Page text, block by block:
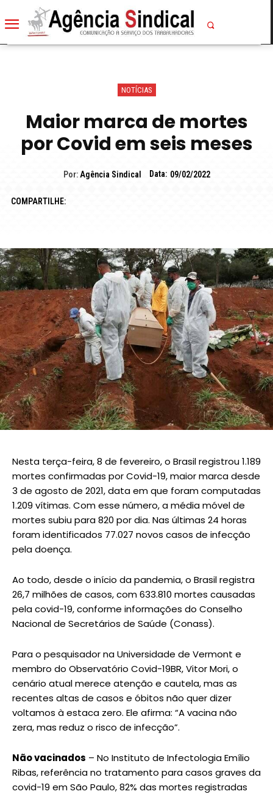
NOTÍCIAS
Maior marca de mortes
por Covid em seis meses
Por: Agência Sindical Data: 09/02/2022
COMPARTILHE:
Nesta terça-feira, 8 de fevereiro, o Brasil registrou 1.189
mortes confirmadas por Covid-19, maior marca desde
3 de agosto de 2021, data em que foram computadas
1.209 vítimas. Com esse número, a média móvel de
mortes subiu para 820 por dia. Nas últimas 24 horas
foram identificados 77.027 novos casos de infecção
pela doença.
Ao todo, desde o início da pandemia, o Brasil registra
26,7 milhões de casos, com 633.810 mortes causadas
pela covid-19, conforme informações do Conselho
Nacional de Secretários de Saúde (Conass).
Para o pesquisador na Universidade de Vermont e
membro do Observatório Covid-19BR, Vitor Mori, o
cenário atual merece atenção e cautela, mas as
recentes altas de casos e óbitos não quer dizer
voltamos à estaca zero. Ele afirma: “A vacina não
zera, mas reduz o risco de infecção”.
Não vacinados – No Instituto de Infectologia Emílio
Ribas, referência no tratamento para casos graves da
covid-19 em São Paulo, 82% das mortes registradas